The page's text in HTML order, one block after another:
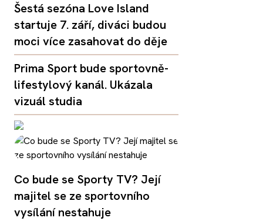
Šestá sezóna Love Island
startuje 7. září, diváci budou
moci více zasahovat do děje
Prima Sport bude sportovně-
lifestylový kanál. Ukázala
vizuál studia
Co bude se Sporty TV? Její
majitel se ze sportovního
vysílání nestahuje